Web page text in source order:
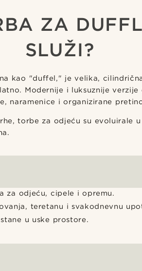
ZA
SLUŽI?
kao "duffel," je velika,
Modernije i luksuznije verzije
naramenice i organizirane
torbe za odjeću su evoluirale
za odjeću, cipele i opremu.
teretanu i svakodnevnu
u uske prostore.